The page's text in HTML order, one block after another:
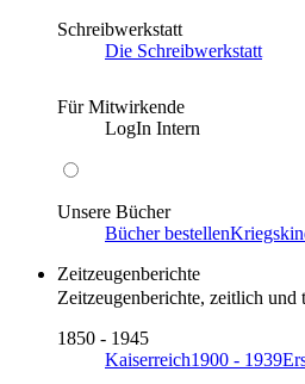
Schreibwerkstatt
Die Schreibwerkstatt
Für Mitwirkende
LogIn Intern
Unsere Bücher
Bücher bestellen
Zeitzeugenberichte
Zeitzeugenberichte, zeitlich und
1850 - 1945
Kaiserreich1900 - 1939